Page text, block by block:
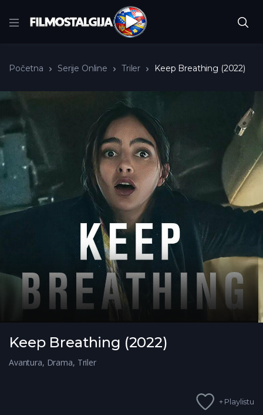
Početna Serije Online Triler Keep Breathing (2022)
Keep Breathing (2022)
Avantura, Drama, Triler
+ Playlistu